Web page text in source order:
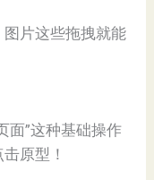
图片这些拖拽就能
面”这种基础操作
原型！